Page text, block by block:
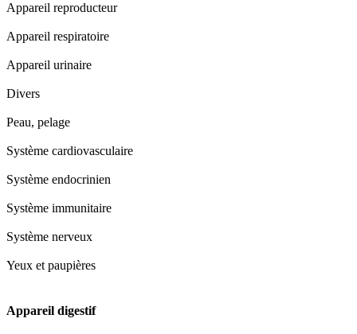
Appareil reproducteur
Appareil respiratoire
Appareil urinaire
Divers
Peau, pelage
Système cardiovasculaire
Système endocrinien
Système immunitaire
Système nerveux
Yeux et paupières
Appareil digestif